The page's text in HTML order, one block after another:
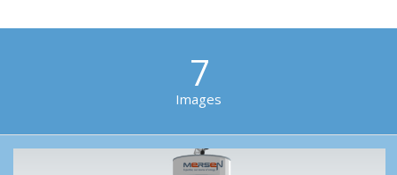
7
Images